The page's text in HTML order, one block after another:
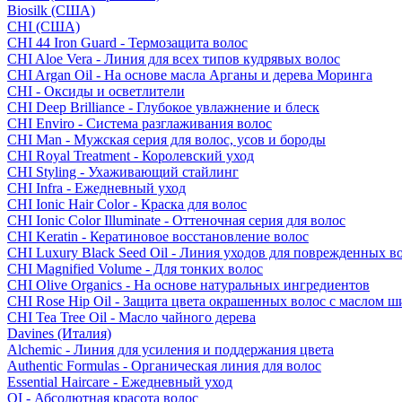
Biosilk (США)
CHI (США)
CHI 44 Iron Guard - Термозащита волос
CHI Aloe Vera - Линия для всех типов кудрявых волос
CHI Argan Oil - На основе масла Арганы и дерева Моринга
CHI - Оксиды и осветлители
CHI Deep Brilliance - Глубокое увлажнение и блеск
CHI Enviro - Система разглаживания волос
CHI Man - Мужская серия для волос, усов и бороды
CHI Royal Treatment - Королевский уход
CHI Styling - Ухаживающий стайлинг
CHI Infra - Ежедневный уход
CHI Ionic Hair Color - Краска для волос
CHI Ionic Color Illuminate - Оттеночная серия для волос
CHI Keratin - Кератиновое восстановление волос
CHI Luxury Black Seed Oil - Линия уходов для поврежденных
CHI Magnified Volume - Для тонких волос
CHI Olive Organics - На основе натуральных ингредиентов
CHI Rose Hip Oil - Защита цвета окрашенных волос с маслом
CHI Tea Tree Oil - Масло чайного дерева
Davines (Италия)
Alchemic - Линия для усиления и поддержания цвета
Authentic Formulas - Органическая линия для волос
Essential Haircare - Eжедневный уход
OI - Абсолютная красота волос